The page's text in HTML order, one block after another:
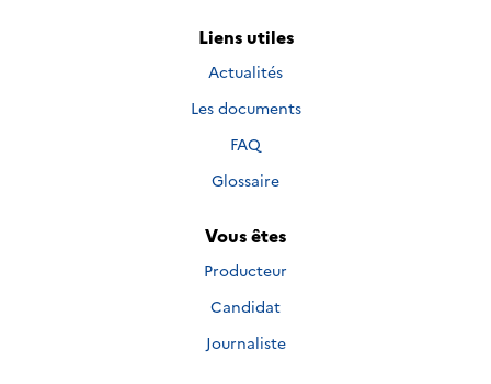
Liens utiles
Actualités
Les documents
FAQ
Glossaire
Vous êtes
Producteur
Candidat
Journaliste